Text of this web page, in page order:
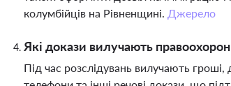
колумбійців на Рівненщині. Джерело
Які докази вилучають
Під час розслідувань вилучають